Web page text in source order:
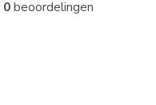
0beoordelingen